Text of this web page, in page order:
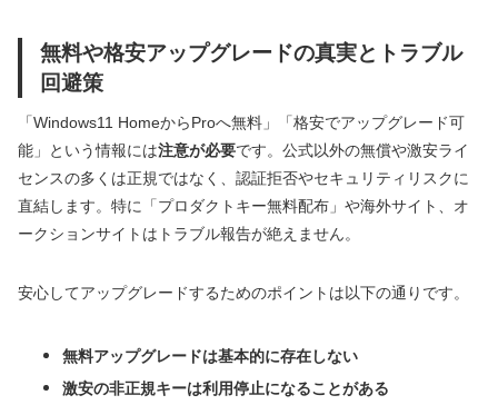
無料や格安アップグレードの真実とトラブル
回避策
「Windows11 HomeからProへ無料」「格安でアップグレード可
能」という情報には注意が必要です。公式以外の無償や激安ライ
センスの多くは正規ではなく、認証拒否やセキュリティリスクに
直結します。特に「プロダクトキー無料配布」や海外サイト、オ
ークションサイトはトラブル報告が絶えません。
安心してアップグレードするためのポイントは以下の通りです。
無料アップグレードは基本的に存在しない
激安の非正規キーは利用停止になることがある